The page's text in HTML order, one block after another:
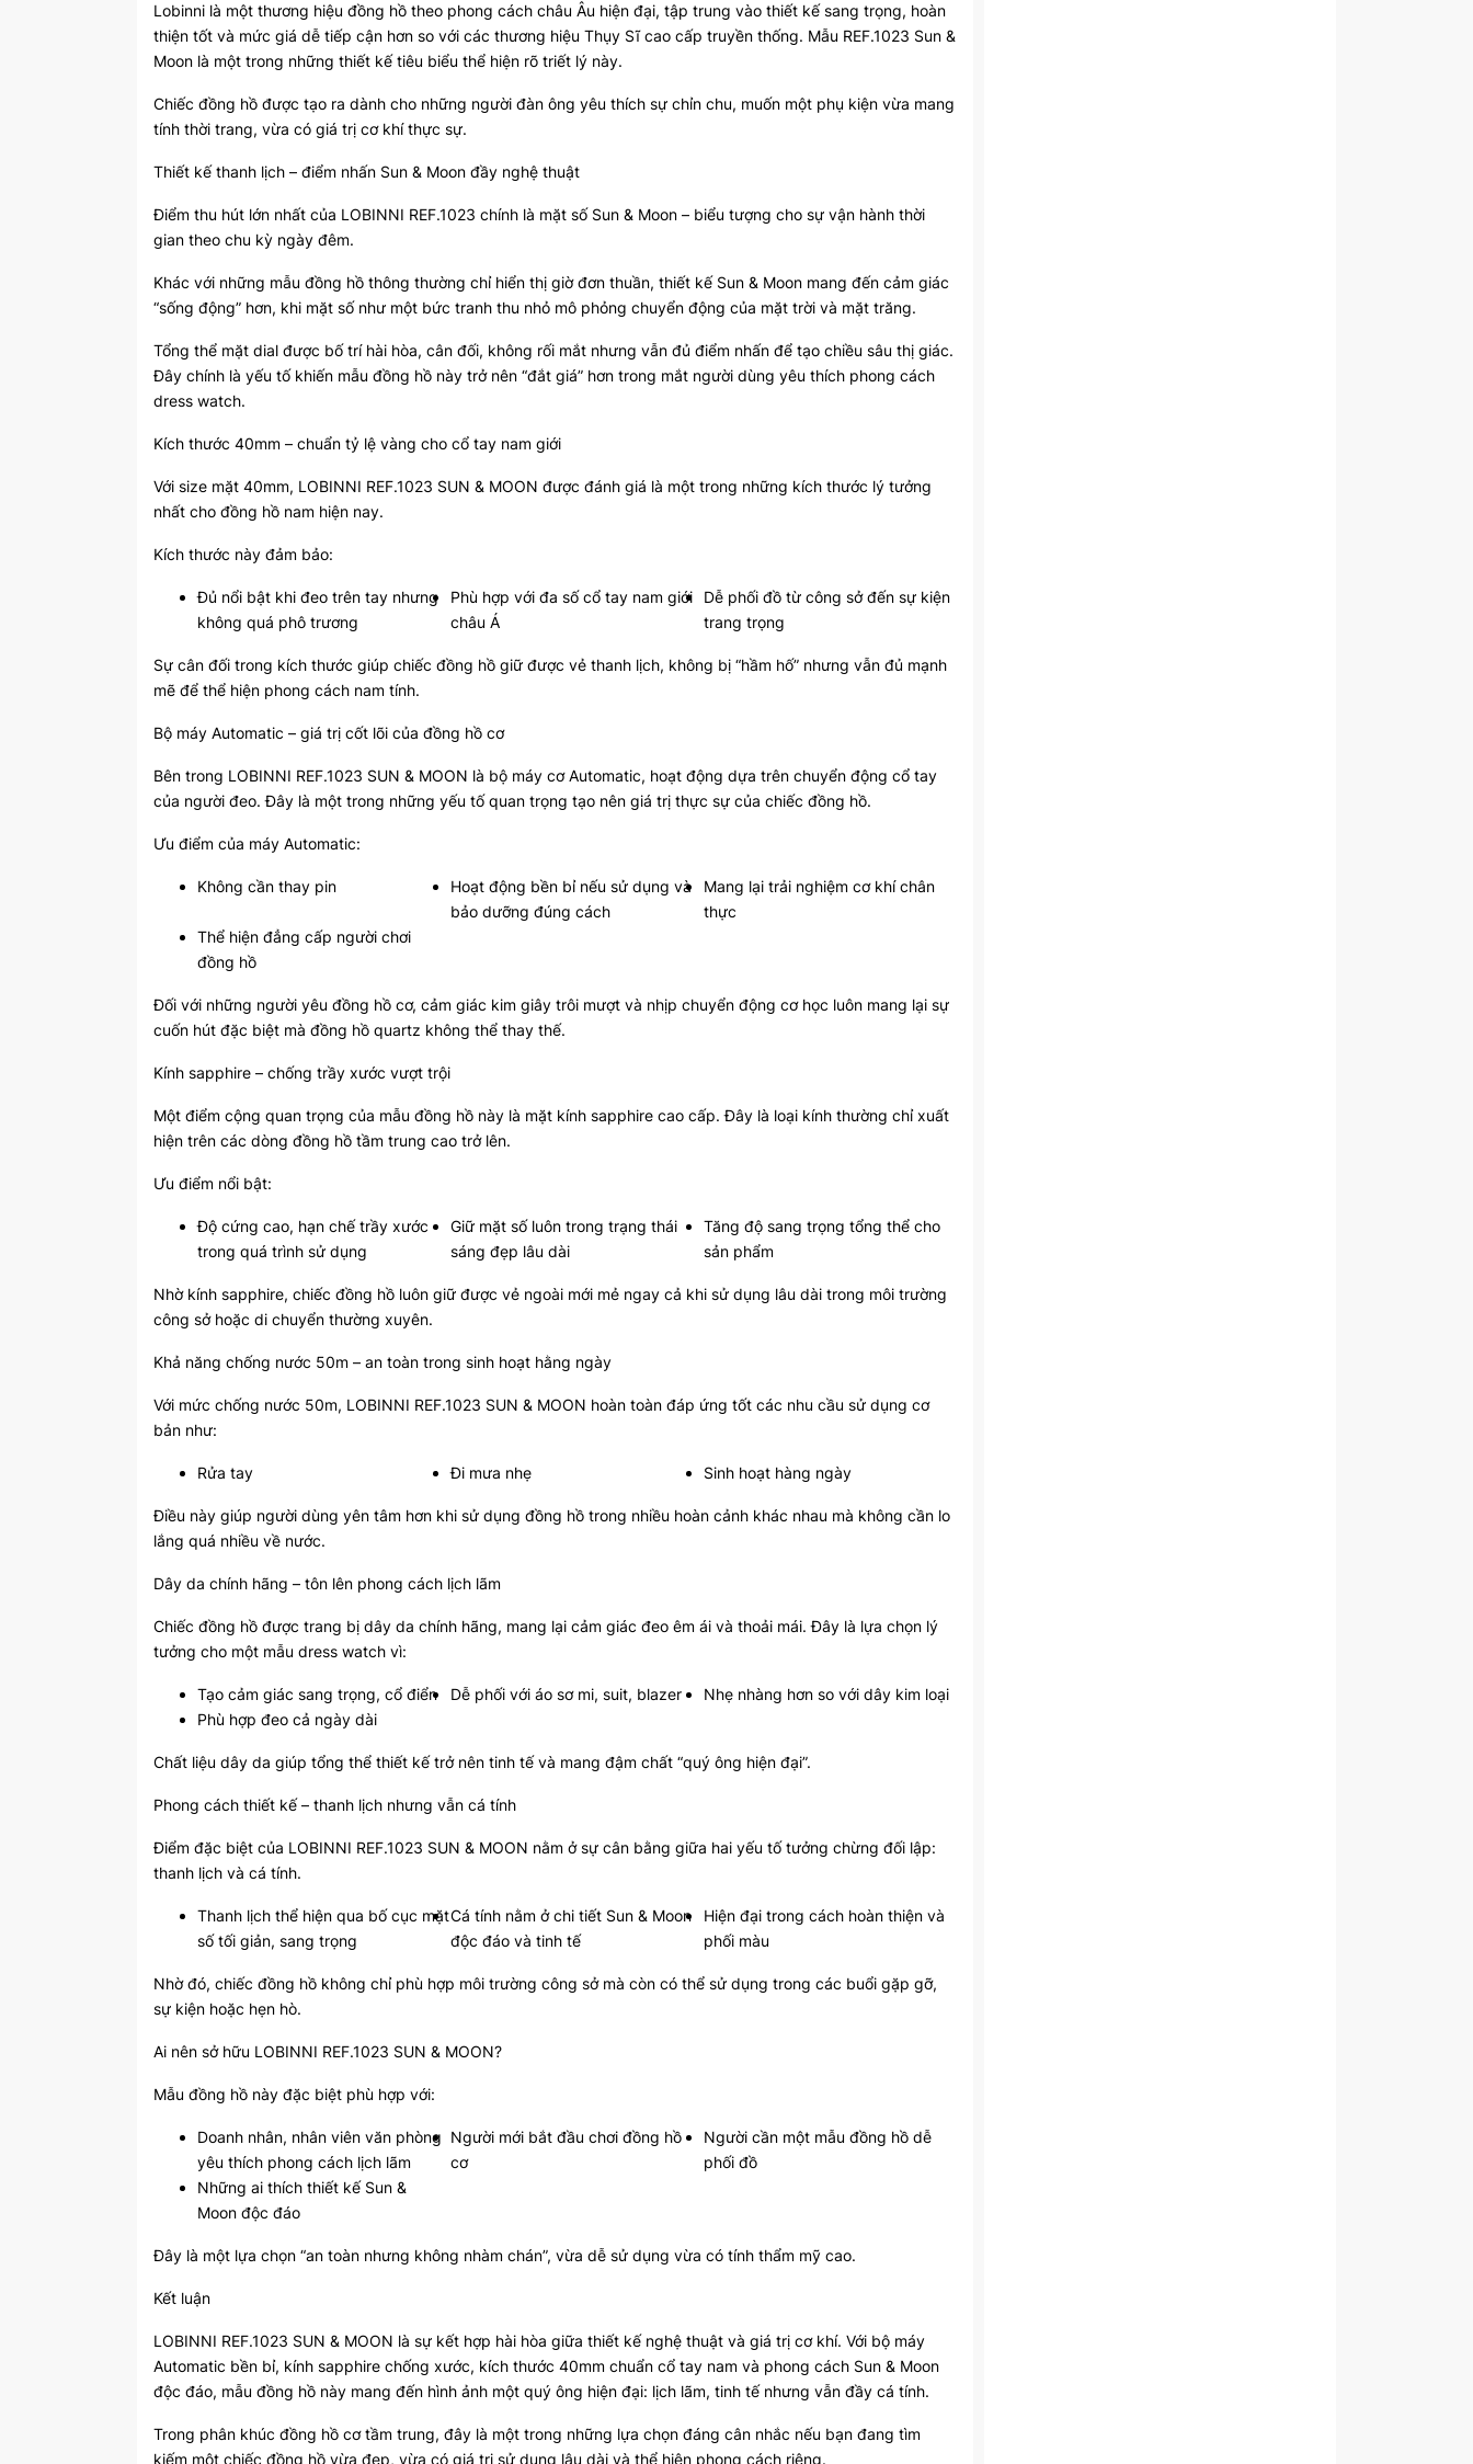
Lobinni là một thương hiệu đồng hồ theo phong cách châu Âu hiện đại, tập trung vào thiết kế sang trọng, hoàn
thiện tốt và mức giá dễ tiếp cận hơn so với các thương hiệu Thụy Sĩ cao cấp truyền thống. Mẫu REF.1023 Sun &
Moon là một trong những thiết kế tiêu biểu thể hiện rõ triết lý này.
Chiếc đồng hồ được tạo ra dành cho những người đàn ông yêu thích sự chỉn chu, muốn một phụ kiện vừa mang
tính thời trang, vừa có giá trị cơ khí thực sự.
Thiết kế thanh lịch – điểm nhấn Sun & Moon đầy nghệ thuật
Điểm thu hút lớn nhất của LOBINNI REF.1023 chính là mặt số Sun & Moon – biểu tượng cho sự vận hành thời
gian theo chu kỳ ngày đêm.
Khác với những mẫu đồng hồ thông thường chỉ hiển thị giờ đơn thuần, thiết kế Sun & Moon mang đến cảm giác
“sống động” hơn, khi mặt số như một bức tranh thu nhỏ mô phỏng chuyển động của mặt trời và mặt trăng.
Tổng thể mặt dial được bố trí hài hòa, cân đối, không rối mắt nhưng vẫn đủ điểm nhấn để tạo chiều sâu thị giác.
Đây chính là yếu tố khiến mẫu đồng hồ này trở nên “đắt giá” hơn trong mắt người dùng yêu thích phong cách
dress watch.
Kích thước 40mm – chuẩn tỷ lệ vàng cho cổ tay nam giới
Với size mặt 40mm, LOBINNI REF.1023 SUN & MOON được đánh giá là một trong những kích thước lý tưởng
nhất cho đồng hồ nam hiện nay.
Kích thước này đảm bảo:
Đủ nổi bật khi đeo trên tay nhưng
không quá phô trương
Phù hợp với đa số cổ tay nam giới
châu Á
Dễ phối đồ từ công sở đến sự kiện
trang trọng
Sự cân đối trong kích thước giúp chiếc đồng hồ giữ được vẻ thanh lịch, không bị “hầm hố” nhưng vẫn đủ mạnh
mẽ để thể hiện phong cách nam tính.
Bộ máy Automatic – giá trị cốt lõi của đồng hồ cơ
Bên trong LOBINNI REF.1023 SUN & MOON là bộ máy cơ Automatic, hoạt động dựa trên chuyển động cổ tay
của người đeo. Đây là một trong những yếu tố quan trọng tạo nên giá trị thực sự của chiếc đồng hồ.
Ưu điểm của máy Automatic:
Không cần thay pin
Hoạt động bền bỉ nếu sử dụng và
bảo dưỡng đúng cách
Mang lại trải nghiệm cơ khí chân
thực
Thể hiện đẳng cấp người chơi
đồng hồ
Đối với những người yêu đồng hồ cơ, cảm giác kim giây trôi mượt và nhịp chuyển động cơ học luôn mang lại sự
cuốn hút đặc biệt mà đồng hồ quartz không thể thay thế.
Kính sapphire – chống trầy xước vượt trội
Một điểm cộng quan trọng của mẫu đồng hồ này là mặt kính sapphire cao cấp. Đây là loại kính thường chỉ xuất
hiện trên các dòng đồng hồ tầm trung cao trở lên.
Ưu điểm nổi bật:
Độ cứng cao, hạn chế trầy xước
trong quá trình sử dụng
Giữ mặt số luôn trong trạng thái
sáng đẹp lâu dài
Tăng độ sang trọng tổng thể cho
sản phẩm
Nhờ kính sapphire, chiếc đồng hồ luôn giữ được vẻ ngoài mới mẻ ngay cả khi sử dụng lâu dài trong môi trường
công sở hoặc di chuyển thường xuyên.
Khả năng chống nước 50m – an toàn trong sinh hoạt hằng ngày
Với mức chống nước 50m, LOBINNI REF.1023 SUN & MOON hoàn toàn đáp ứng tốt các nhu cầu sử dụng cơ
bản như:
Rửa tay Đi mưa nhẹ Sinh hoạt hàng ngày
Điều này giúp người dùng yên tâm hơn khi sử dụng đồng hồ trong nhiều hoàn cảnh khác nhau mà không cần lo
lắng quá nhiều về nước.
Dây da chính hãng – tôn lên phong cách lịch lãm
Chiếc đồng hồ được trang bị dây da chính hãng, mang lại cảm giác đeo êm ái và thoải mái. Đây là lựa chọn lý
tưởng cho một mẫu dress watch vì:
Tạo cảm giác sang trọng, cổ điển Dễ phối với áo sơ mi, suit, blazer
Nhẹ nhàng hơn so với dây kim loại
Phù hợp đeo cả ngày dài
Chất liệu dây da giúp tổng thể thiết kế trở nên tinh tế và mang đậm chất “quý ông hiện đại”.
Phong cách thiết kế – thanh lịch nhưng vẫn cá tính
Điểm đặc biệt của LOBINNI REF.1023 SUN & MOON nằm ở sự cân bằng giữa hai yếu tố tưởng chừng đối lập:
thanh lịch và cá tính.
Thanh lịch thể hiện qua bố cục mặt
số tối giản, sang trọng
Cá tính nằm ở chi tiết Sun & Moon
độc đáo và tinh tế
Hiện đại trong cách hoàn thiện và
phối màu
Nhờ đó, chiếc đồng hồ không chỉ phù hợp môi trường công sở mà còn có thể sử dụng trong các buổi gặp gỡ,
sự kiện hoặc hẹn hò.
Ai nên sở hữu LOBINNI REF.1023 SUN & MOON?
Mẫu đồng hồ này đặc biệt phù hợp với:
Doanh nhân, nhân viên văn phòng
yêu thích phong cách lịch lãm
Người mới bắt đầu chơi đồng hồ
cơ
Người cần một mẫu đồng hồ dễ
phối đồ
Những ai thích thiết kế Sun &
Moon độc đáo
Đây là một lựa chọn “an toàn nhưng không nhàm chán”, vừa dễ sử dụng vừa có tính thẩm mỹ cao.
Kết luận
LOBINNI REF.1023 SUN & MOON là sự kết hợp hài hòa giữa thiết kế nghệ thuật và giá trị cơ khí. Với bộ máy
Automatic bền bỉ, kính sapphire chống xước, kích thước 40mm chuẩn cổ tay nam và phong cách Sun & Moon
độc đáo, mẫu đồng hồ này mang đến hình ảnh một quý ông hiện đại: lịch lãm, tinh tế nhưng vẫn đầy cá tính.
Trong phân khúc đồng hồ cơ tầm trung, đây là một trong những lựa chọn đáng cân nhắc nếu bạn đang tìm
kiếm một chiếc đồng hồ vừa đẹp, vừa có giá trị sử dụng lâu dài và thể hiện phong cách riêng.